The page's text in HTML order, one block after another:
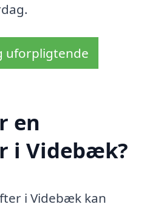
uforpligtende
en
i Videbæk?
i Videbæk kan